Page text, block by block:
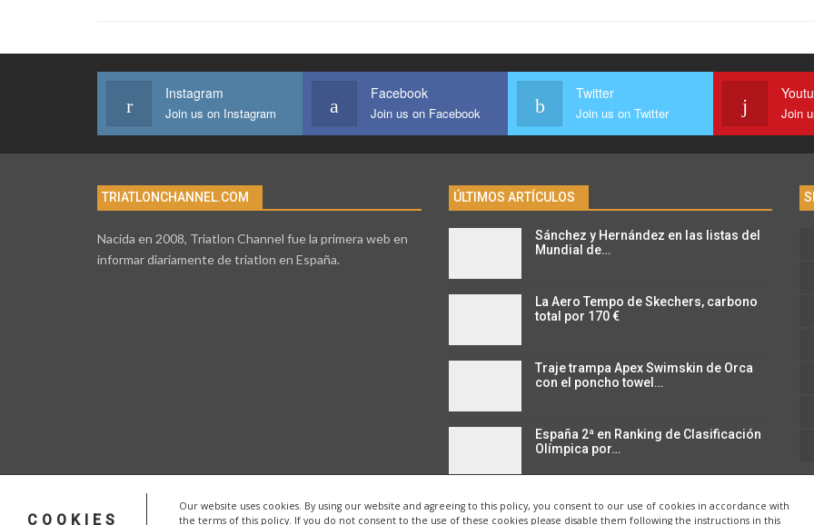
COOKIES
Our website uses cookies. By using our website and agreeing to this policy, you consent to our use of cookies in accordance with
the terms of this policy. If you do not consent to the use of these cookies please disable them following the instructions in this
Instagram
Join us on Instagram
Facebook
Join us on Facebook
Twitter
Join us on Twitter Join
TRIATLONCHANNEL.COM
Nacida en 2008, Triatlon Channel fue la primera web en
informar diariamente de triatlon en España.
ÚLTIMOS ARTÍCULOS
Sánchez y Hernández en las listas del
Mundial de…
La Aero Tempo de Skechers, carbono
total por 170 €
Traje trampa Apex Swimskin de Orca
con el poncho towel…
España 2ª en Ranking de Clasificación
Olímpica por…